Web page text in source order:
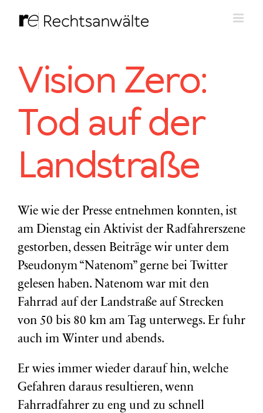
Inhalt
Vision Zero:
Tod auf der
Landstraße
Wie wie der Presse entnehmen konnten, ist
am Dienstag ein Aktivist der Radfahrerszene
gestorben, dessen Beiträge wir unter dem
Pseudonym “Natenom” gerne bei Twitter
gelesen haben. Natenom war mit den
Fahrrad auf der Landstraße auf Strecken
von 50 bis 80 km am Tag unterwegs. Er fuhr
auch im Winter und abends.
Er wies immer wieder darauf hin, welche
Gefahren daraus resultieren, wenn
Fahrradfahrer zu eng und zu schnell